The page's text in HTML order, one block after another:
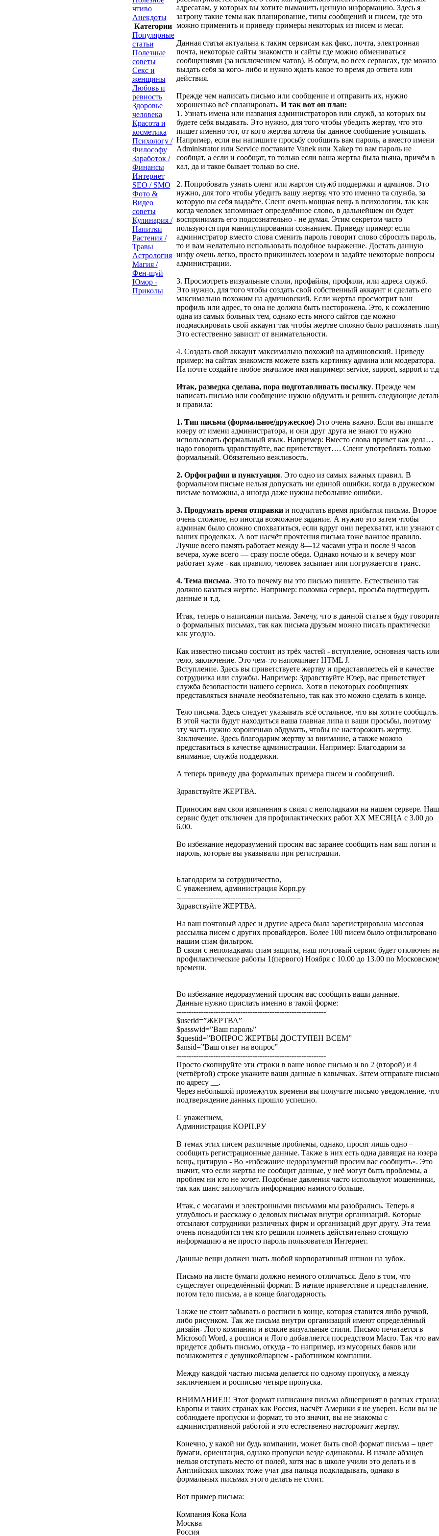
чтиво
Анекдоты
Категории
Популярные
статьи
Полезные
советы
Секс и
женщины
Любовь и
ревность
Здоровье
человека
Красота и
косметика
Психологу /
Философу
Заработок /
Финансы
Интернет
SEO / SMO
Фото &
Видео
советы
Кулинария /
Напитки
Растения /
Травы
Астрология
Магия /
Фен-шуй
Юмор -
Приколы
адресатам, у которых вы хотите выманить ценную информацию. Здесь я
затрону такие темы как планирование, типы сообщений и писем, где это
можно применить и приведу примеры некоторых из писем и месаг.
Данная статья актуальна к таким сервисам как факс, почта, электронная
почта, некоторые сайты знакомств и сайты где можно обмениваться
сообщениями (за исключением чатов). В общем, во всех сервисах, где можно
выдать себя за кого- либо и нужно ждать какое то время до ответа или
действия.
Прежде чем написать письмо или сообщение и отправить их, нужно
хорошенько всё спланировать. И так вот он план:
1. Узнать имена или названия администраторов или служб, за которых вы
будете себя выдавать. Это нужно, для того чтобы убедить жертву, что это
пишет именно тот, от кого жертва хотела бы данное сообщение услышать.
Например, если вы напишите просьбу сообщить вам пароль, а вместо имени
Administrator или Service поставите Vanek или Xakep то вам пароль не
сообщат, а если и сообщат, то только если ваша жертва была пьяна, причём в
кал, да и такое бывает только во сне.
2. Попробовать узнать сленг или жаргон служб поддержки и админов. Это
нужно, для того чтобы убедить вашу жертву, что это именно та служба, за
которую вы себя выдаёте. Сленг очень мощная вещь в психологии, так как
когда человек запоминает определённое слово, в дальнейшем он будет
воспринимать его подсознательно - не думая. Этим секретом часто
пользуются при манипулировании сознанием. Приведу пример: если
администратор вместо слова сменить пароль говорит слово сбросить пароль,
то и вам желательно использовать подобное выражение. Достать данную
инфу очень легко, просто прикиньтесь юзером и задайте некоторые вопросы
администрации.
3. Просмотреть визуальные стили, профайлы, профили, или адреса служб.
Это нужно, для того чтобы создать свой собственный аккаунт и сделать его
максимально похожим на админовский. Если жертва просмотрит ваш
профиль или адрес, то она не должна быть насторожена. Это, к сожалению
одна из самых больных тем, однако есть много сайтов где можно
подмаскировать свой аккаунт так чтобы жертве сложно было распознать
Это естественно зависит от внимательности.
4. Создать свой аккаунт максимально похожий на админовский. Приведу
пример: на сайтах знакомств можете взять картинку админа или модератора.
На почте создайте любое значимое имя например: service, support, sapport и
Итак, разведка сделана, пора подготавливать посылку. Прежде чем
написать письмо или сообщение нужно обдумать и решить следующие
и правила:
1. Тип письма (формальное/дружеское)Это очень важно. Если вы пишите
юзеру от имени администратора, и они друг друга не знают то нужно
использовать формальный язык. Например: Вместо слова привет как дела…
надо говорить здравствуйте, вас приветствует…. Сленг употреблять только
формальный. Обязательно вежливость.
2. Орфография и пунктуация. Это одно из самых важных правил. В
формальном письме нельзя допускать ни единой ошибки, когда в дружеском
письме возможны, а иногда даже нужны небольшие ошибки.
3. Продумать время отправкии подчитать время прибытия письма. Второе
очень сложное, но иногда возможное задание. А нужно это затем чтобы
админам было сложно спохватиться, если вдруг они перехватят, или узнают
ваших проделках. А вот насчёт прочтения письма тоже важное правило.
Лучше всего память работает между 8—12 часами утра и после 9 часов
вечера, хуже всего — сразу после обеда. Однако ночью и к вечеру мозг
работает хуже - как правило, человек засыпает или погружается в транс.
4. Тема письма. Это то почему вы это письмо пишите. Естественно так
должно казаться жертве. Например: поломка сервера, просьба подтвердить
данные и т.д.
Итак, теперь о написании письма. Замечу, что в данной статье я буду
о формальных письмах, так как письма друзьям можно писать практически
как угодно.
Как известно письмо состоит из трёх частей - вступление, основная часть или
тело, заключение. Это чем- то напоминает HTML J.
Вступление. Здесь вы приветствуете жертву и представляетесь ей в качестве
сотрудника или службы. Например: Здравствуйте Юзер, вас приветствует
служба безопасности нашего сервиса. Хотя в некоторых сообщениях
представляться вначале необязательно, так как это можно сделать в конце.
Тело письма. Здесь следует указывать всё остальное, что вы хотите сообщить.
В этой части будут находиться ваша главная липа и ваши просьбы, поэтому
эту часть нужно хорошенько обдумать, чтобы не насторожить жертву.
Заключение. Здесь благодарим жертву за внимание, а также можно
представиться в качестве администрации. Например: Благодарим за
внимание, служба поддержки.
А теперь приведу два формальных примера писем и сообщений.
Здравствуйте ЖЕРТВА.
Приносим вам свои извинения в связи с неполадками на нашем сервере. Наш
сервис будет отключен для профилактических работ ХХ МЕСЯЦА с 3.00 до
6.00.
Во избежание недоразумений просим вас заранее сообщить нам ваш логин и
пароль, которые вы указывали при регистрации.
Благодарим за сотрудничество,
С уважением, администрация Корп.ру
---------------------------------------------------
Здравствуйте ЖЕРТВА.
На ваш почтовый адрес и другие адреса была зарегистрирована массовая
рассылка писем с других провайдеров. Более 100 писем было отфильтровано
нашим спам фильтром.
В связи с неполадками спам защиты, наш почтовый сервис будет отключен на
профилактические работы 1(первого) Ноября с 10.00 до 13.00 по
времени.
Во избежание недоразумений просим вас сообщить ваши данные.
Данные нужно прислать именно в такой форме:
-------------------------------------------------------------
$userid=”ЖЕРТВА”
$passwid=”Ваш пароль”
$questid=”ВОПРОС ЖЕРТВЫ ДОСТУПЕН ВСЕМ”
$ansid=”Ваш ответ на вопрос”
-------------------------------------------------------------
Просто скопируйте эти строки в ваше новое письмо и во 2 (второй) и 4
(четвёртой) строке укажите ваши данные в кавычках. Затем отправьте письмо
по адресу __.
Через небольшой промежуток времени вы получите письмо уведомление, что
подтверждение данных прошло успешно.
С уважением,
Администрация КОРП.РУ
В темах этих писем различные проблемы, однако, просят лишь одно –
сообщить регистрационные данные. Также в них есть одна давящая на юзера
вещь, цитирую - Во «избежание недоразумений просим вас сообщить». Это
значит, что если жертва не сообщит данные, у неё могут быть проблемы, а
проблем ни кто не хочет. Подобные давления часто используют мошенники,
так как шанс заполучить информацию намного больше.
Итак, с месагами и электронными письмами мы разобрались. Теперь я
углублюсь и расскажу о деловых письмах внутри организаций. Которые
отсылают сотрудники различных фирм и организаций друг другу. Эта тема
очень понадобится тем кто решили поиметь действительно стоящую
информацию а не просто пароль пользователя Интернет.
Данные вещи должен знать любой корпоративный шпион на зубок.
Письмо на листе бумаги должно немного отличаться. Дело в том, что
существует определённый формат. В начале приветствие и представление,
потом тело письма, а в конце благодарность.
Также не стоит забывать о росписи в конце, которая ставится либо ручкой,
либо рисунком. Так же письма внутри организаций имеют определённый
дизайн- Лого компании и всякие визуальные стили. Письмо печатается в
Microsoft Word, а росписи и Лого добавляется посредством Macro. Так что
придется добыть письмо, откуда - то например, из мусорных баков или
познакомится с девушкой/парнем - работником компании.
Между каждой частью письма делается по одному пропуску, а между
заключением и росписью четыре пропуска.
ВНИМАНИЕ!!! Этот формат написания письма общепринят в разных
Европы и таких странах как Россия, насчёт Америки я не уверен. Если вы не
соблюдаете пропуски и формат, то это значит, вы не знакомы с
административной работой и это естественно насторожит жертву.
Конечно, у какой ни будь компании, может быть свой формат письма – цвет
бумаги, ориентация, однако пропуски везде одинаковы. В начале абзацев
нельзя отступать место от полей, хотя нас в школе учили это делать и в
Английских школах тоже учат два пальца подкладывать, однако в
формальных письмах этого делать не стоит.
Вот пример письма:
Компания Кока Кола
Москва
Россия